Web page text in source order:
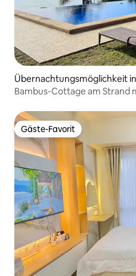
Übernachtungsmöglichkeit in
ty of Samal
Bambus-Cottage am Strand
Gäste-Favorit
Gäste-Favorit